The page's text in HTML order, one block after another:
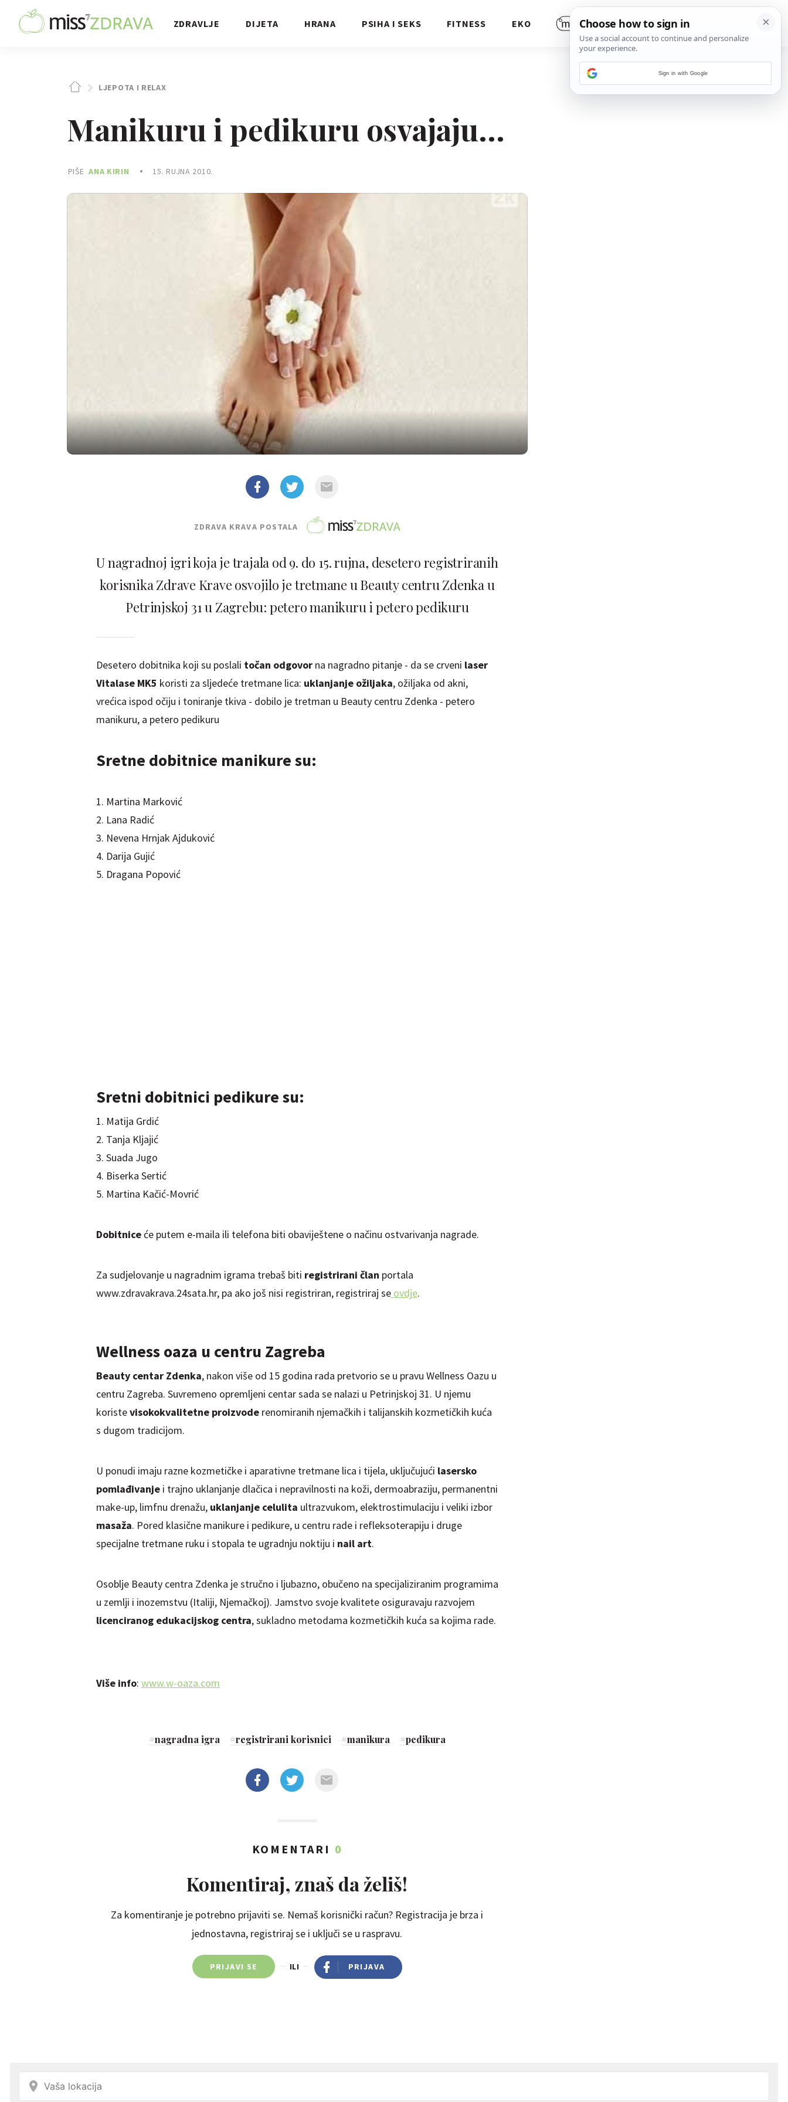
ZDRAVLJE DIJETA HRANA PSIHA I SEKS FITNESS EKO
LJEPOTA I RELAX
Manikuru i pedikuru osvajaju...
PIŠE ANA KIRIN 15. RUJNA 2010.
ZDRAVA KRAVA POSTALA
U nagradnoj igri koja je trajala od 9. do 15. rujna, desetero registriranih
korisnika Zdrave Krave osvojilo je tretmane u Beauty centru Zdenka u
Petrinjskoj 31 u Zagrebu: petero manikuru i petero pedikuru
Desetero dobitnika koji su poslali točan odgovor na nagradno pitanje - da se crveni laser
Vitalase MK5 koristi za sljedeće tretmane lica: uklanjanje ožiljaka, ožiljaka od akni,
vrećica ispod očiju i toniranje tkiva - dobilo je tretman u Beauty centru Zdenka - petero
manikuru, a petero pedikuru
Sretne dobitnice manikure su:
1. Martina Marković
2. Lana Radić
3. Nevena Hrnjak Ajduković
4. Darija Gujić
5. Dragana Popović
Sretni dobitnici pedikure su:
1. Matija Grdić
2. Tanja Kljajić
3. Suada Jugo
4. Biserka Sertić
5. Martina Kačić-Movrić
Dobitniceće putem e-maila ili telefona biti obaviještene o načinu ostvarivanja nagrade.
Za sudjelovanje u nagradnim igrama trebaš biti registrirani član portala
www.zdravakrava.24sata.hr, pa ako još nisi registriran, registriraj seovdje.
Wellness oaza u centru Zagreba
Beauty centar Zdenka, nakon više od 15 godina rada pretvorio se u pravu Wellness Oazu u
centru Zagreba. Suvremeno opremljeni centar sada se nalazi u Petrinjskoj 31. U njemu
koristevisokokvalitetne proizvoderenomiranih njemačkih i talijanskih kozmetičkih kuća
s dugom tradicijom.
U ponudi imaju razne kozmetičke i aparativne tretmane lica i tijela, uključujući lasersko
pomlađivanjei trajno uklanjanje dlačica i nepravilnosti na koži, dermoabraziju, permanentni
make-up, limfnu drenažu, uklanjanje celulita ultrazvukom, elektrostimulaciju i veliki izbor
masaža. Pored klasične manikure i pedikure, u centru rade i refleksoterapiju i druge
specijalne tretmane ruku i stopala te ugradnju noktiju i nail art.
Osoblje Beauty centra Zdenka je stručno i ljubazno, obučeno na specijaliziranim programima
u zemlji i inozemstvu (Italiji, Njemačkoj). Jamstvo svoje kvalitete osiguravaju razvojem
licenciranog edukacijskog centra, sukladno metodama kozmetičkih kuća sa kojima rade.
Više info: www.w-oaza.com
#nagradna igra #registrirani korisnici #manikura #pedikura
KOMENTARI 0
Komentiraj, znaš da želiš!
Za komentiranje je potrebno prijaviti se. Nemaš korisnički račun? Registracija je brza i
jednostavna, registriraj se i uključi se u raspravu.
PRIJAVI SE ILI PRIJAVA
Sign in with Google